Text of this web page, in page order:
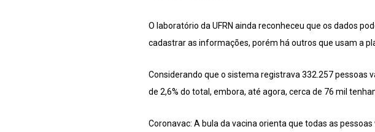
O laboratório da UFRN ainda reconheceu que os dados
cadastrar as informações, porém há outros que usam a
Considerando que o sistema registrava 332.257 pessoas
de 2,6% do total, embora, até agora, cerca de 76 mil
Coronavac: A bula da vacina orienta que todas as